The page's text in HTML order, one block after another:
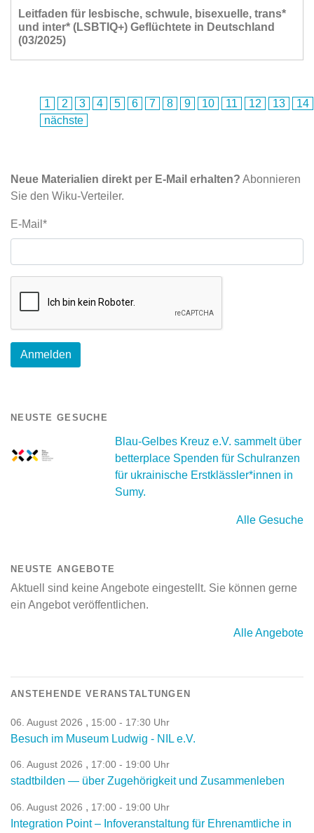
Leitfaden für lesbische, schwule, bisexuelle, trans*
und inter* (LSBTIQ+) Geflüchtete in Deutschland
(03/2025)
1 2 3 4 5 6 7 8 9 10 11 12 13
14
nächste
Neue Materialien direkt per E-Mail erhalten? Abonnieren
Sie den Wiku-Verteiler.
E-Mail*
NEUSTE GESUCHE
Blau-Gelbes Kreuz e.V. sammelt über
betterplace Spenden für Schulranzen
für ukrainische Erstklässler*innen in
Sumy.
Alle Gesuche
NEUSTE ANGEBOTE
Aktuell sind keine Angebote eingestellt. Sie können gerne
ein Angebot veröffentlichen.
Alle Angebote
ANSTEHENDE VERANSTALTUNGEN
06. August 2026 , 15:00 - 17:30 Uhr
Besuch im Museum Ludwig - NIL e.V.
06. August 2026 , 17:00 - 19:00 Uhr
stadtbilden — über Zugehörigkeit und Zusammenleben
06. August 2026 , 17:00 - 19:00 Uhr
Integration Point – Infoveranstaltung für Ehrenamtliche in